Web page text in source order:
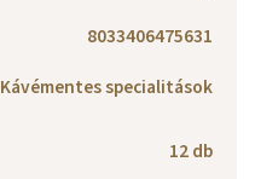
8033406475631
Kávémentes specialitások
12 db